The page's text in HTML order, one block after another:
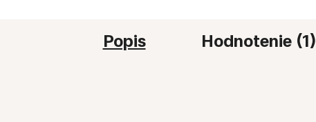
Popis Hodnotenie (1)